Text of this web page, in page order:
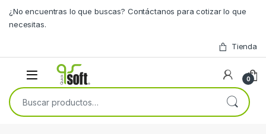
¿No encuentras lo que buscas? Contáctanos para cotizar lo que
necesitas.
Tienda
0
Buscar por: